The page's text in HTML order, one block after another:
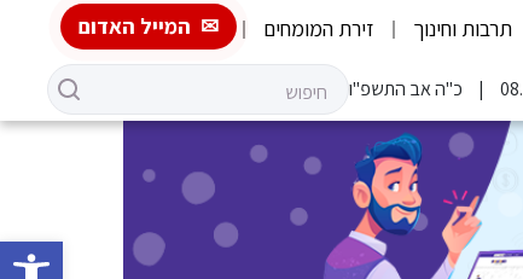
פתח
תרבות וחינוך זירת המומחים המייל האדום
כ"ה אב התשפ"ו